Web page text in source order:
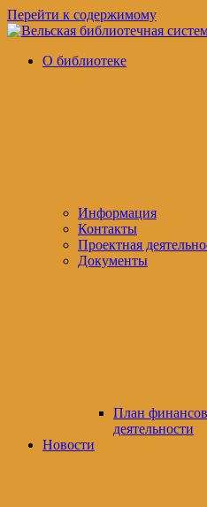
Перейти к содержимому
Вельская
официальный
О библиотеке
Информация
Контакты
Проектная
Документы
План
деятельности
Новости